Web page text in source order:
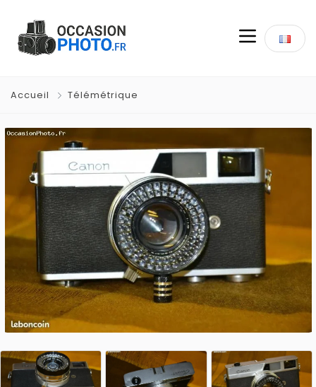
Accueil Télémétrique